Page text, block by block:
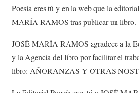
Poesía eres tú y en la web que la
MARÍA RAMOS tras publicar un libro.
JOSÉ MARÍA RAMOS agradece a la
y la Agencia del libro por facilitar el
libro: AÑORANZAS Y OTRAS